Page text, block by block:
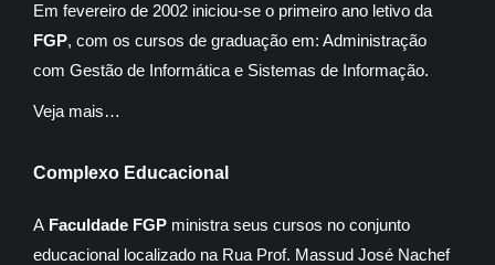
Em fevereiro de 2002 iniciou-se o primeiro ano letivo da
FGP, com os cursos de graduação em: Administração
com Gestão de Informática e Sistemas de Informação.
Veja mais…
Complexo Educacional
A Faculdade FGP ministra seus cursos no conjunto
educacional localizado na Rua Prof. Massud José Nachef